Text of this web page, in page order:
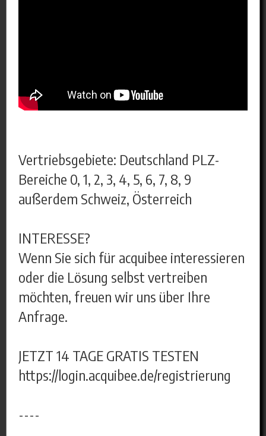
Vertriebsgebiete: Deutschland PLZ-
Bereiche 0, 1, 2, 3, 4, 5, 6, 7, 8, 9
außerdem Schweiz, Österreich
INTERESSE?
Wenn Sie sich für acquibee interessieren
oder die Lösung selbst vertreiben
möchten, freuen wir uns über Ihre
Anfrage.
JETZT 14 TAGE GRATIS TESTEN
https://login.acquibee.de/registrierung
----